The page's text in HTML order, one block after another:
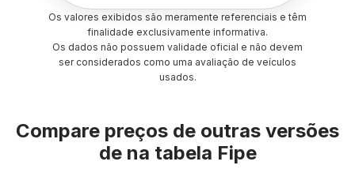
Os valores exibidos são meramente referenciais e têm
finalidade exclusivamente informativa.
Os dados não possuem validade oficial e não devem
ser considerados como uma avaliação de veículos
usados.
Compare preços de outras versões
de na tabela Fipe